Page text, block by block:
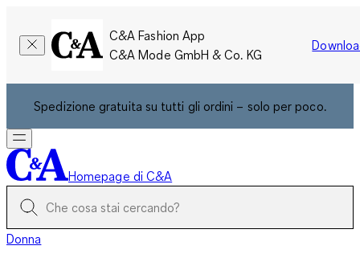
C&A Fashion App
C&A Mode GmbH & Co. KG
Spedizione gratuita su tutti gli ordini – solo per poco.
Homepage di C&A
Donna